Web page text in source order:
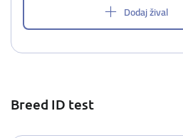
Dodaj žival
Breed ID test